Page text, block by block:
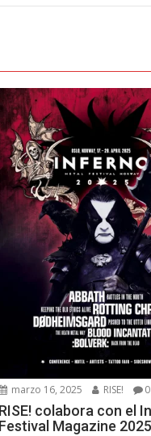
marzo 16, 2025 RISE! 0
RISE! colabora con el
Festival Magazine 2025